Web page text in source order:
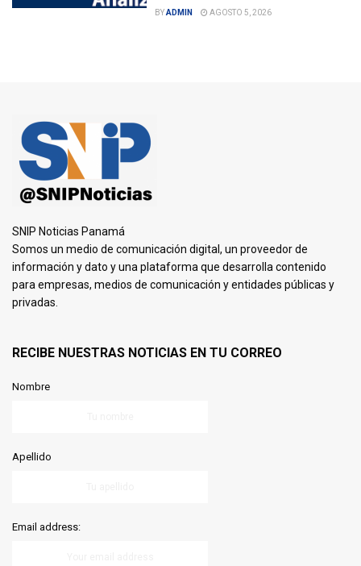
BYADMIN AGOSTO 5, 2026
SNIP Noticias Panamá
Somos un medio de comunicación digital, un proveedor de
información y dato y una plataforma que desarrolla contenido
para empresas, medios de comunicación y entidades públicas y
privadas.
RECIBE NUESTRAS NOTICIAS EN TU CORREO
Nombre
Apellido
Email address: